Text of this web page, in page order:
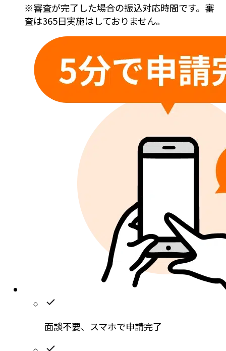
※審査が完了した場合の振込対応時間です。審
査は365日実施はしておりません。
面談不要、 スマホで申請完了